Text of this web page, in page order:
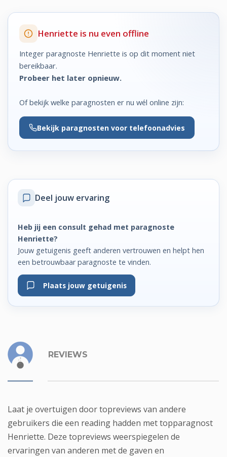
Henriette is nu even offline
Integer paragnoste Henriette is op dit moment niet
bereikbaar.
Probeer het later opnieuw.
Of bekijk welke paragnosten er nu wél online zijn:
Bekijk paragnosten voor telefoonadvies
Deel jouw ervaring
Heb jij een consult gehad met paragnoste
Henriette?
Jouw getuigenis geeft anderen vertrouwen en helpt hen
een betrouwbaar paragnoste te vinden.
Plaats jouw getuigenis
REVIEWS
Laat je overtuigen door topreviews van andere
gebruikers die een reading hadden met topparagnost
Henriette. Deze topreviews weerspiegelen de
ervaringen van anderen met de gaven en